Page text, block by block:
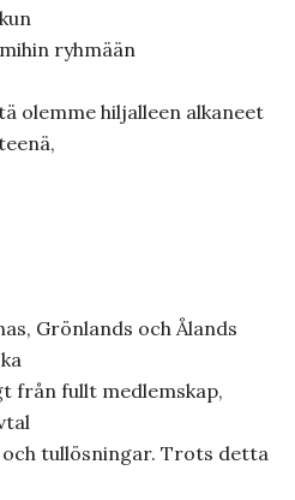
ryhmään
olemme hiljalleen alkaneet
Grönlands och Ålands
från fullt medlemskap,
tullösningar. Trots detta